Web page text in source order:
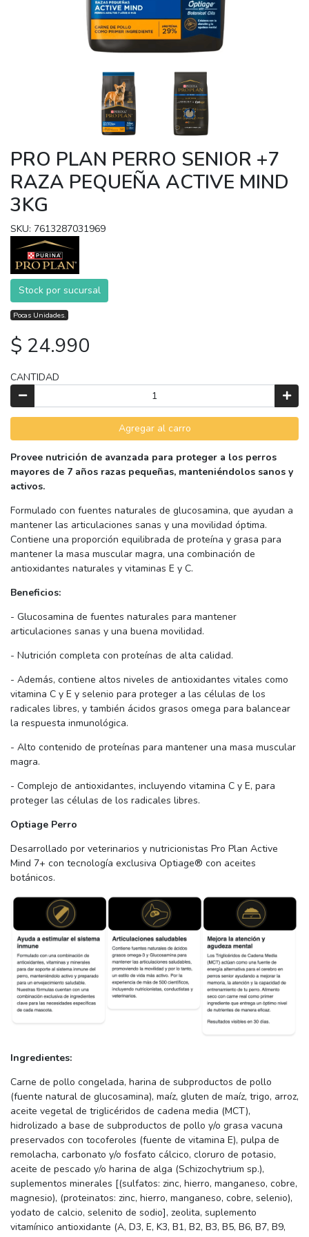
PRO PLAN PERRO SENIOR +7
RAZA PEQUEÑA ACTIVE MIND
3KG
SKU: 7613287031969
Stock por sucursal
Pocas Unidades.
$ 24.990
CANTIDAD
Agregar al carro
Provee nutrición de avanzada para proteger a los perros
mayores de 7 años razas pequeñas, manteniéndolos sanos y
activos.
Formulado con fuentes naturales de glucosamina, que ayudan a
mantener las articulaciones sanas y una movilidad óptima.
Contiene una proporción equilibrada de proteína y grasa para
mantener la masa muscular magra, una combinación de
antioxidantes naturales y vitaminas E y C.
Beneficios:
- Glucosamina de fuentes naturales para mantener
articulaciones sanas y una buena movilidad.
- Nutrición completa con proteínas de alta calidad.
- Además, contiene altos niveles de antioxidantes vitales como
vitamina C y E y selenio para proteger a las células de los
radicales libres, y también ácidos grasos omega para balancear
la respuesta inmunológica.
- Alto contenido de proteínas para mantener una masa muscular
magra.
- Complejo de antioxidantes, incluyendo vitamina C y E, para
proteger las células de los radicales libres.
Optiage Perro
Desarrollado por veterinarios y nutricionistas Pro Plan Active
Mind 7+ con tecnología exclusiva Optiage® con aceites
botánicos.
Ingredientes:
Carne de pollo congelada, harina de subproductos de pollo
(fuente natural de glucosamina), maíz, gluten de maíz, trigo, arroz,
aceite vegetal de triglicéridos de cadena media (MCT),
hidrolizado a base de subproductos de pollo y/o grasa vacuna
preservados con tocoferoles (fuente de vitamina E), pulpa de
remolacha, carbonato y/o fosfato cálcico, cloruro de potasio,
aceite de pescado y/o harina de alga (Schizochytrium sp.),
suplementos minerales [(sulfatos: zinc, hierro, manganeso, cobre,
magnesio), (proteinatos: zinc, hierro, manganeso, cobre, selenio),
yodato de calcio, selenito de sodio], zeolita, suplemento
vitamínico antioxidante (A, D3, E, K3, B1, B2, B3, B5, B6, B7, B9,